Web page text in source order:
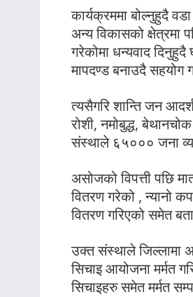
कार्यक्रममा बोल्नुहुदै
अन्य विकासको क्षेत्रमा
गरेकोमा धन्यवाद
मापदण्ड बनाउदै सहयोग
त्यसैगरि शान्ति जन
रोशी, नमोबुद्ध,
संस्थाले ६५००० जना
असोजको विपत्ती पछि
वितरण गरेको , न्यानो
वितरण गरिएको समेत
उक्त संस्थाले जिल्लामा
सिचाइ आयोजना मर्मत
सिचाइहरु समेत मर्मत